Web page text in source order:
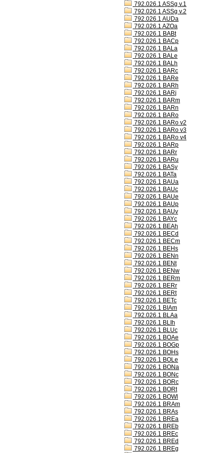
792.026.1 ASSg v.1
792.026.1 ASSg v.2
792.026.1 AUDa
792.026.1 AZOa
792.026.1 BABt
792.026.1 BACp
792.026.1 BALa
792.026.1 BALe
792.026.1 BALh
792.026.1 BARc
792.026.1 BARe
792.026.1 BARh
792.026.1 BARj
792.026.1 BARm
792.026.1 BARn
792.026.1 BARo
792.026.1 BARo v2
792.026.1 BARo v3
792.026.1 BARo v4
792.026.1 BARp
792.026.1 BARr
792.026.1 BARu
792.026.1 BASy
792.026.1 BATa
792.026.1 BAUa
792.026.1 BAUc
792.026.1 BAUe
792.026.1 BAUp
792.026.1 BAUv
792.026.1 BAYc
792.026.1 BEAh
792.026.1 BECd
792.026.1 BECm
792.026.1 BEHs
792.026.1 BENn
792.026.1 BENt
792.026.1 BENw
792.026.1 BERm
792.026.1 BERr
792.026.1 BERt
792.026.1 BETc
792.026.1 BIAm
792.026.1 BLAa
792.026.1 BLIh
792.026.1 BLUc
792.026.1 BOAe
792.026.1 BOGp
792.026.1 BOHs
792.026.1 BOLe
792.026.1 BONa
792.026.1 BONc
792.026.1 BORc
792.026.1 BORt
792.026.1 BOWl
792.026.1 BRAm
792.026.1 BRAs
792.026.1 BREa
792.026.1 BREb
792.026.1 BREc
792.026.1 BREd
792.026.1 BREg